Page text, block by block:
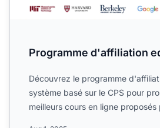
Programme d'affiliation
Découvrez le programme
système basé sur le CPS pour
meilleurs cours en ligne